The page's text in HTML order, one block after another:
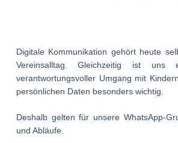
Digitale Kommunikation gehört heute
Vereinsalltag. Gleichzeitig ist uns
verantwortungsvoller Umgang mit
persönlichen Daten besonders wichtig.
Deshalb gelten für unsere WhatsApp-
und Abläufe.